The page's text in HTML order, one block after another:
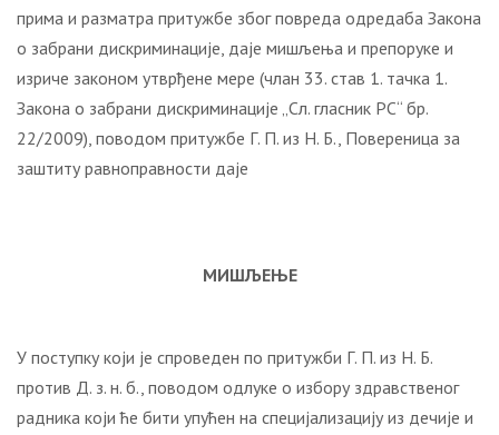
прима и разматра притужбе због повреда одредаба Закона
о забрани дискриминације, даје мишљења и препоруке и
изриче законом утврђене мере (члан 33. став 1. тачка 1.
Закона о забрани дискриминације „Сл. гласник РС“ бр.
22/2009), поводом притужбе Г. П. из Н. Б., Повереница за
заштиту равноправности даје
МИШЉЕЊЕ
У поступку који је спроведен по притужби Г. П. из Н. Б.
против Д. з. н. б., поводом одлуке о избору здравственог
радника који ће бити упућен на специјализацију из дечије и